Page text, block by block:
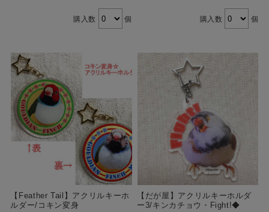
購入数 個 購入数 個
【Feather Tail】アクリルキーホ
ルダー/コキン変身
【だが屋】アクリルキーホルダ
ー3/キンカチョウ・Fight!◆